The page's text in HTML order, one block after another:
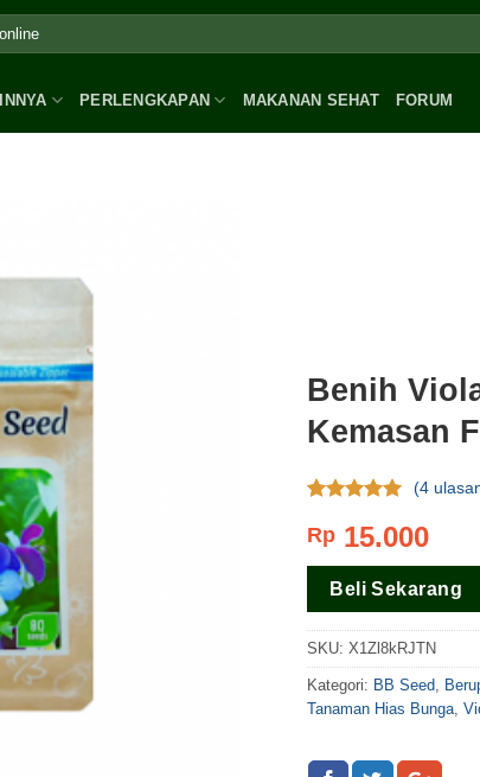
PERLENGKAPAN MAKANAN SEHAT FORUM
Benih
Kemasan
dari 5
pelanggan
(4
Rp15.000
Beli Sekarang
SKU: X1Zl8kRJTN
Kategori: BB Seed,
Tanaman Hias Bunga,